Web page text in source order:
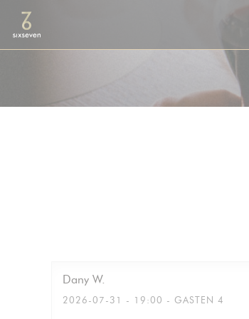
Cookies beheer paneel
Dany W
2026-07-31 - 19:00 - GASTEN 4